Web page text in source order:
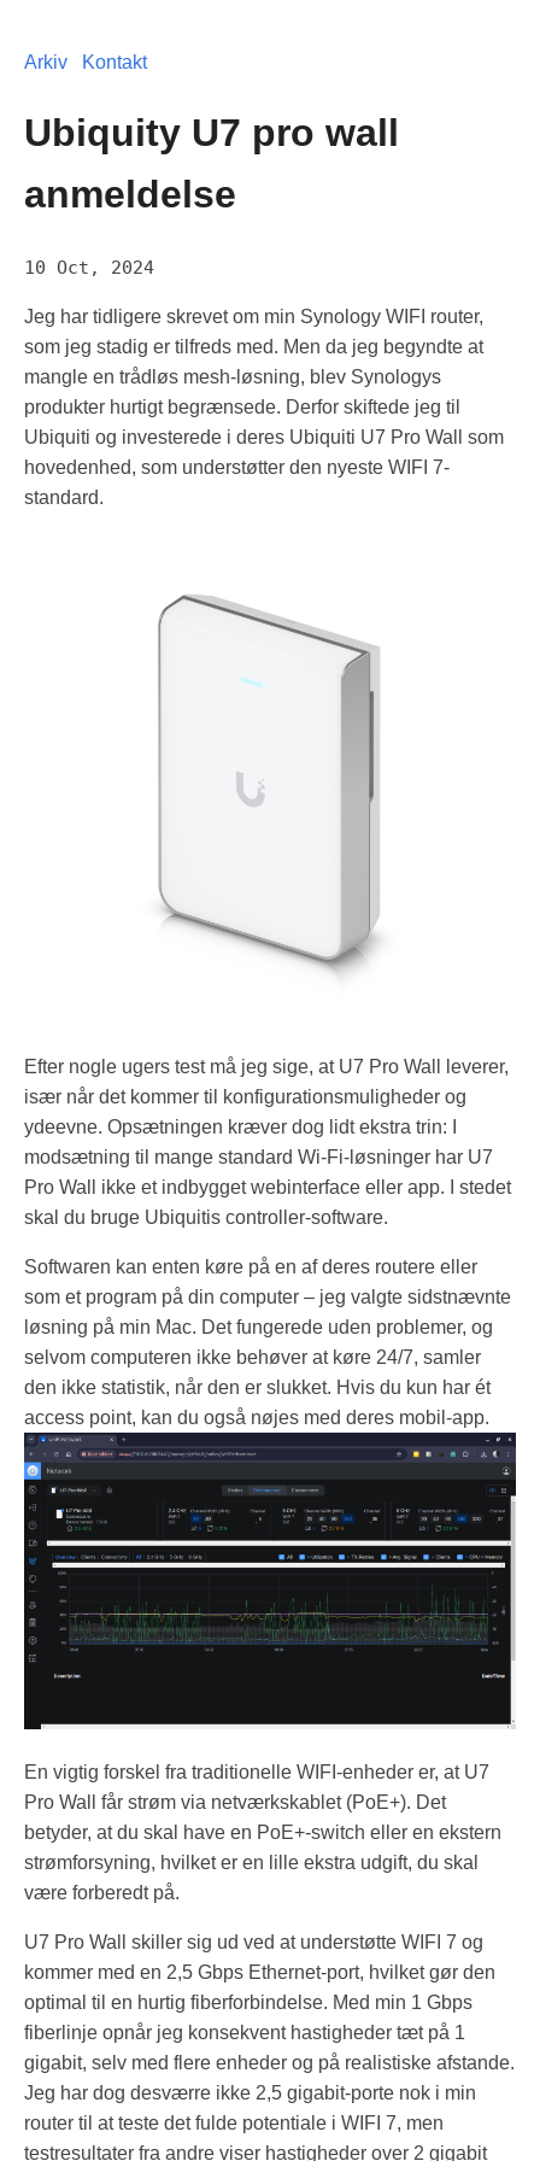
Arkiv Kontakt
Ubiquity U7 pro wall
anmeldelse
10 Oct, 2024
Jeg har tidligere skrevet om min Synology WIFI router,
som jeg stadig er tilfreds med. Men da jeg begyndte at
mangle en trådløs mesh-løsning, blev Synologys
produkter hurtigt begrænsede. Derfor skiftede jeg til
Ubiquiti og investerede i deres Ubiquiti U7 Pro Wall som
hovedenhed, som understøtter den nyeste WIFI 7-
standard.
Efter nogle ugers test må jeg sige, at U7 Pro Wall leverer,
især når det kommer til konfigurationsmuligheder og
ydeevne. Opsætningen kræver dog lidt ekstra trin: I
modsætning til mange standard Wi-Fi-løsninger har U7
Pro Wall ikke et indbygget webinterface eller app. I stedet
skal du bruge Ubiquitis controller-software.
Softwaren kan enten køre på en af deres routere eller
som et program på din computer – jeg valgte sidstnævnte
løsning på min Mac. Det fungerede uden problemer, og
selvom computeren ikke behøver at køre 24/7, samler
den ikke statistik, når den er slukket. Hvis du kun har ét
access point, kan du også nøjes med deres mobil-app.
En vigtig forskel fra traditionelle WIFI-enheder er, at U7
Pro Wall får strøm via netværkskablet (PoE+). Det
betyder, at du skal have en PoE+-switch eller en ekstern
strømforsyning, hvilket er en lille ekstra udgift, du skal
være forberedt på.
U7 Pro Wall skiller sig ud ved at understøtte WIFI 7 og
kommer med en 2,5 Gbps Ethernet-port, hvilket gør den
optimal til en hurtig fiberforbindelse. Med min 1 Gbps
fiberlinje opnår jeg konsekvent hastigheder tæt på 1
gigabit, selv med flere enheder og på realistiske afstande.
Jeg har dog desværre ikke 2,5 gigabit-porte nok i min
router til at teste det fulde potentiale i WIFI 7, men
testresultater fra andre viser hastigheder over 2 gigabit